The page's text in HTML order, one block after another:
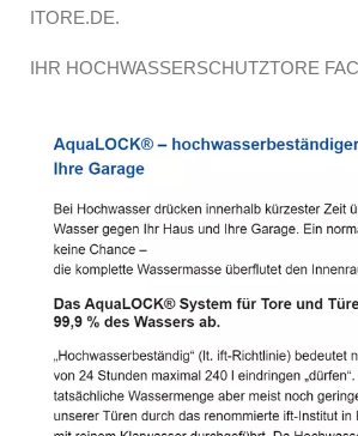
ITORE.DE.
IHR HOCHWASSERSCHUTZTORE